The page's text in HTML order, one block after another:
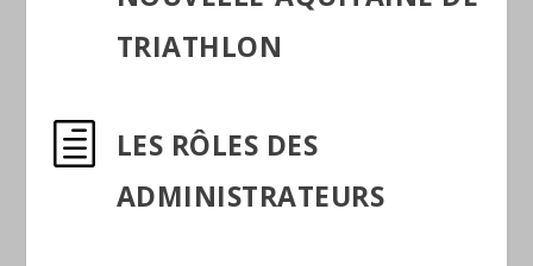
TRIATHLON
h
LES RÔLES DES
ADMINISTRATEURS